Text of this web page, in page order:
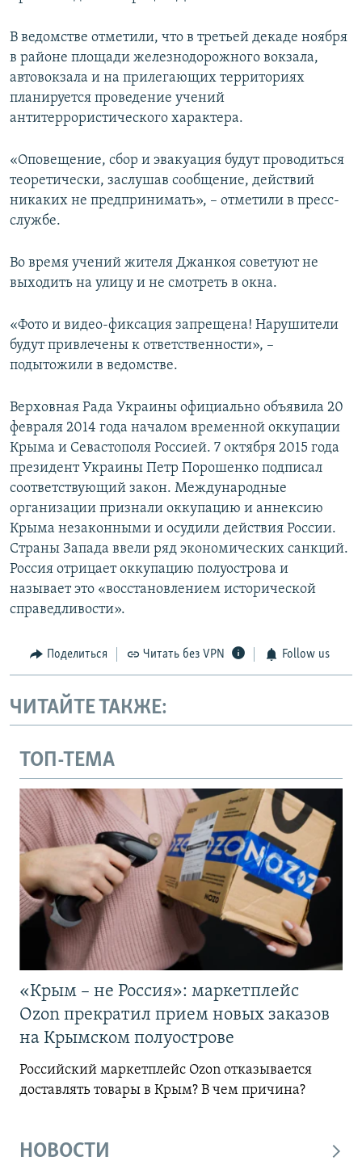
В ведомстве отметили, что в третьей декаде ноября
в районе площади железнодорожного вокзала,
автовокзала и на прилегающих территориях
планируется проведение учений
антитеррористического характера.
«Оповещение, сбор и эвакуация будут проводиться
теоретически, заслушав сообщение, действий
никаких не предпринимать», – отметили в пресс-
службе.
Во время учений жителя Джанкоя советуют не
выходить на улицу и не смотреть в окна.
«Фото и видео-фиксация запрещена! Нарушители
будут привлечены к ответственности», –
подытожили в ведомстве.
Верховная Рада Украины официально объявила 20
февраля 2014 года началом временной оккупации
Крыма и Севастополя Россией. 7 октября 2015 года
президент Украины Петр Порошенко подписал
соответствующий закон. Международные
организации признали оккупацию и аннексию
Крыма незаконными и осудили действия России.
Страны Запада ввели ряд экономических санкций.
Россия отрицает оккупацию полуострова и
называет это «восстановлением исторической
справедливости».
Поделиться Читать без VPN Follow us
ЧИТАЙТЕ ТАКЖЕ:
ТОП-ТЕМА
«Крым – не Россия»: маркетплейс
Ozon прекратил прием новых заказов
на Крымском полуострове
Российский маркетплейс Ozon отказывается
доставлять товары в Крым? В чем причина?
НОВОСТИ